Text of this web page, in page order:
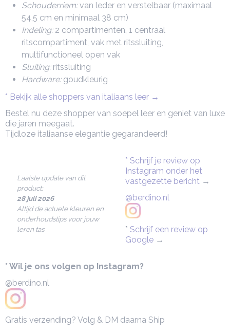
Schouderriem:van leder en verstelbaar (maximaal
54,5 cm en minimaal 38 cm)
Indeling:2 compartimenten, 1 centraal
ritscompartiment, vak met ritssluiting,
multifunctioneel open vak
Sluiting:ritssluiting
Hardware:goudkleurig
* Bekijk alle shoppers van italiaans leer →
Bestel nu deze shopper van soepel leer en geniet van luxe
die jaren meegaat.
Tijdloze italiaanse elegantie gegarandeerd!
Laatste update van dit
product:
28 juli 2026
Altijd de actuele kleuren en
onderhoudstips voor jouw
leren tas
* Schrijf je review op
Instagram onder het
vastgezette bericht →
@berdino.nl
* Schrijf een review op
Google →
* Wil je ons volgen op Instagram?
@berdino.nl
Gratis verzending? Volg & DM daarna Ship